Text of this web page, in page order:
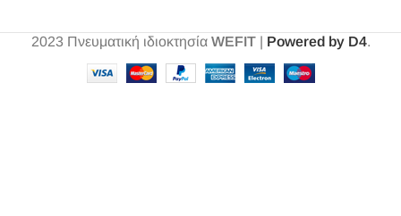
2023 Πνευματική ιδιοκτησία WEFIT| Powered by D4.